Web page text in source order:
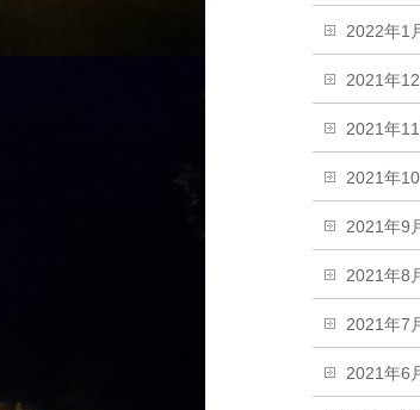
2022年1
2021年
2021年
2021年
2021年9
2021年8
2021年7
2021年6